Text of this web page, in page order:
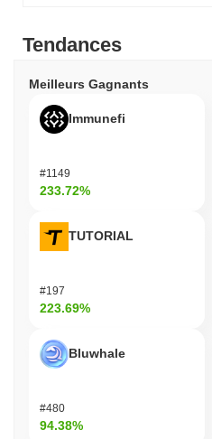
Tendances
Meilleurs Gagnants
Immunefi
#1149
233.72%
TUTORIAL
#197
223.69%
Bluwhale
#480
94.38%